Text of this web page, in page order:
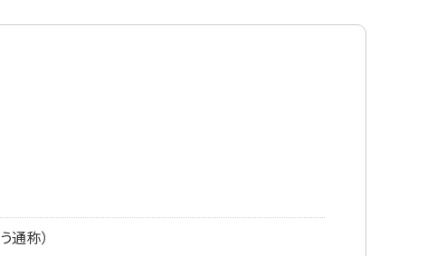
通称）